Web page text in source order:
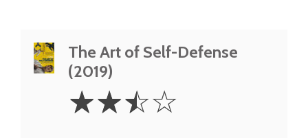
The Art of Self-Defense
(2019)
2.5
Stars
☆☆☆☆